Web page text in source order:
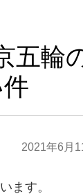
五輪
2021年6月
ます。